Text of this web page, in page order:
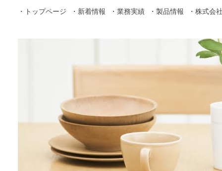
・トップページ ・新着情報 ・業務実績 ・製品情報 ・株式会